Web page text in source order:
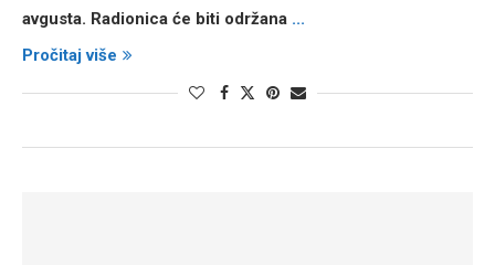
avgusta. Radionica će biti održana ...
Pročitaj više